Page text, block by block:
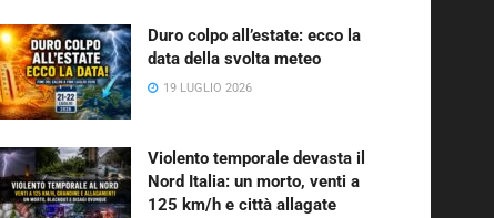
Duro colpo all’estate: ecco la
data della svolta meteo
19 LUGLIO 2026
Violento temporale devasta il
Nord Italia: un morto, venti a
125 km/h e città allagate